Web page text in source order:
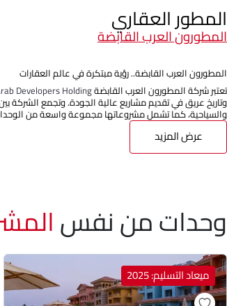
المطور العقاري
المطورون العرب القابضة
المطورون العرب القابضة.. رؤية مبتكرة في عالم العقارات
تعتبر شركة المطورون العرب القابضةDevelopers Holding
وتاريخ عريق في تقديم مشاريع عالية الجودة. وتجمع الشركة
والسياحية، كما تشمل مشروعاتها مجموعة واسعة من
عرض المزيد
وحدات من نفس
ميعاد التسليم: 2025